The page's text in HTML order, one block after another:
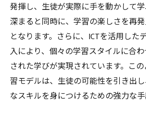
発揮し、生徒が実際に手を動かして
深まると同時に、学習の楽しさを再
となります。さらに、ICTを活用した
入により、個々の学習スタイルに合
された学びが実現されています。こ
習モデルは、生徒の可能性を引き出
なスキルを身につけるための強力な手